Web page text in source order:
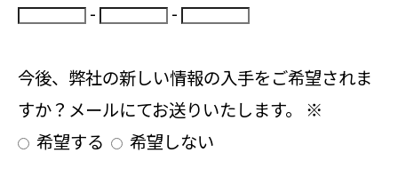
-
-
今後、弊社の新しい情報の入手をご希望されま
すか？メールにてお送りいたします。 ※
希望する
希望しない